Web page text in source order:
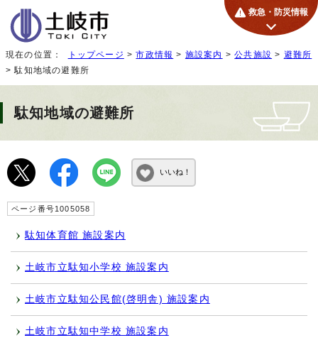
救急・防災情報
現在の位置： トップページ >市政情報 > 施設案内 >公共施設 > 避難所
> 駄知地域の避難所
駄知地域の避難所
いいね！
ページ番号1005058
駄知体育館 施設案内
土岐市立駄知小学校 施設案内
土岐市立駄知公民館(啓明舎) 施設案内
土岐市立駄知中学校 施設案内